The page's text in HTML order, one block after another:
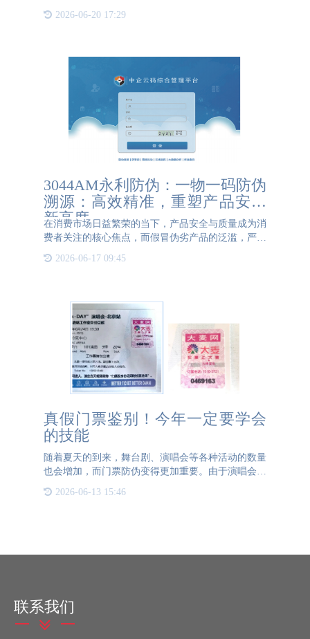
有的挑战。如何有效地确保信息的真实性、透明性，
2026-06-20 17:29
3044AM永利防伪：一物一码防伪
溯源：高效精准，重塑产品安全
新高度
在消费市场日益繁荣的当下，产品安全与质量成为消
费者关注的核心焦点，而假冒伪劣产品的泛滥，严重
3044AM永利防伪凭借一物一码防伪溯源技术，为产
2026-06-17 09:45
真假门票鉴别！今年一定要学会
的技能
随着夏天的到来，舞台剧、演唱会等各种活动的数量
也会增加，而门票防伪变得更加重要。由于演唱会门
们需要更加警惕和细心，学会鉴别真假门票，以保护
2026-06-13 15:46
联系我们